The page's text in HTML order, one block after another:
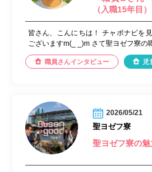
（入職15年目
皆さん、こんにちは！ チャボナビを
ございますm(_ _)m さて聖ヨゼフ寮の
職員さんインタビュー 児
2026/05/21
聖ヨゼフ寮
聖ヨゼフ寮の魅